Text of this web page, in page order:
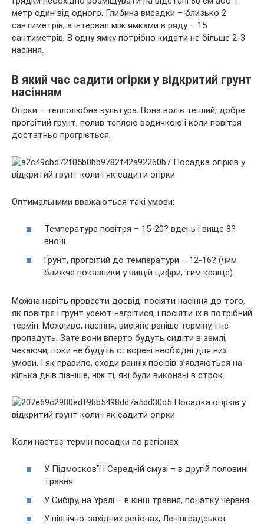
метр один від одного. Глибина висадки – близько 2
сантиметрів, а інтервал між ямками в ряду – 15
сантиметрів. В одну ямку потрібно кидати не більше 2-3
насіння.
В який час садити огірки у відкритий грунт
насінням
Огірки – теплолюбна культура. Вона воліє теплий, добре
прогрітий грунт, полив теплою водичкою і коли повітря
достатньо прогріється.
Оптимальними вважаються такі умови:
Температура повітря – 15-20? вдень і вище 8?
вночі.
Ґрунт, прогрітий до температури – 12-16? (чим
ближче показники у вищій цифри, тим краще).
Можна навіть провести досвід: посіяти насіння до того,
як повітря і грунт усеют нагрітися, і посіяти їх в потрібний
термін. Можливо, насіння, висіяне раніше терміну, і не
пропадуть. Зате вони вперто будуть сидіти в землі,
чекаючи, поки не будуть створені необхідні для них
умови. І як правило, сходи ранніх посівів з’являються на
кілька днів пізніше, ніж ті, які були виконані в строк.
Коли настає термін посадки по регіонах:
У Підмосков’ї і Середній смузі – в другій половині
травня.
У Сибіру, на Уралі – в кінці травня, початку червня.
У північно-західних регіонах, Ленінградської